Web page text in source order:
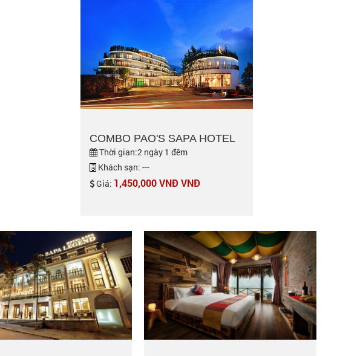
COMBO PAO'S SAPA HOTEL
Thời gian:2 ngày 1 đêm
Khách sạn: ---
Giá: 1,450,000 VNĐ VNĐ